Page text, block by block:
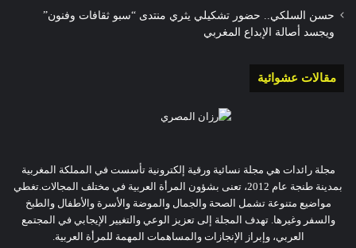
حسن السلكي.. حضور تشكيلي يثري منتدى “سبو ثقافات وفنون”
ويجسد أصالة الإبداع المغربي
مقالات عشوائية
مجلة رائدات هي مجلة نسائية ورقية إلكترونية تأسست في المملكة المغربية
بمدينة طنجة عام 2012، تعنى بشؤون المرأة العربية في مختلف المجالات.تغطي
مواضيع متنوعة تشمل الصحة والجمال والموضة والأسرة والأطفال والطبخ
والسفر وغيرها. تهدف المجلة إلى تعزيز الوعي والتغيير الإيجابي في المجتمع
العربي، وإبراز الإنجازات والمساهمات المهمة للمرأة العربية.